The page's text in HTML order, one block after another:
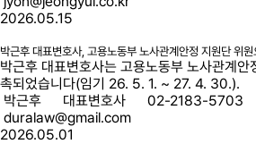
2026.05.15
박근후 대표변호사, 고용노동부 노사관계안정 지원단 위
박근후 대표변호사는 고용노동부 노사관계안
촉되었습니다(임기 26. 5. 1. ~ 27. 4.
박근후 대표변호사 02-2183-5703
duralaw@gmail.com
2026.05.01